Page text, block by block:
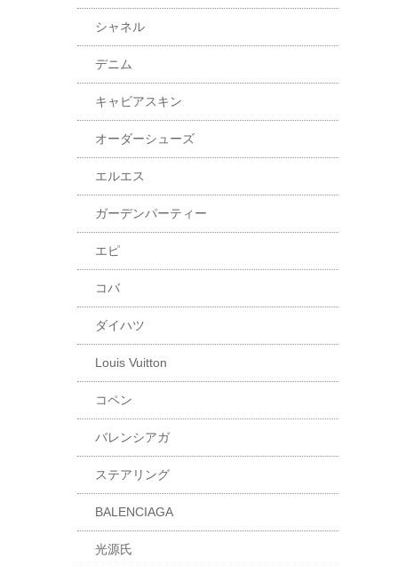
シャネル
デニム
キャビアスキン
オーダーシューズ
エルエス
ガーデンパーティー
エピ
コバ
ダイハツ
Louis Vuitton
コペン
バレンシアガ
ステアリング
BALENCIAGA
光源氏